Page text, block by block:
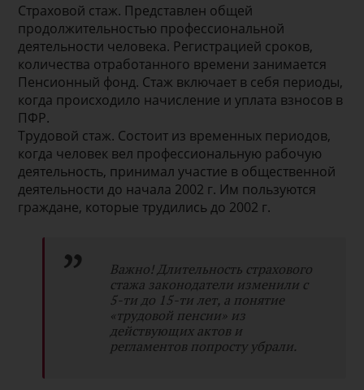
Страховой стаж. Представлен общей
продолжительностью профессиональной
деятельности человекa. Регистрацией сроков,
количества отработанного времени занимается
Пенсионный фонд. Стаж включает в себя периоды,
когда происходило начисление и уплата взносов в
ПФР.
Трудовой стаж. Состоит из временных периодов,
когда человек вел профессиональную рабочую
деятельность, принимал участие в общественной
деятельности до начала 2002 г. Им пользуются
граждане, которые трудились до 2002 г.
Важно! Длительность страхового
стажа законодатели изменили с
5-ти до 15-ти лет, а понятие
«трудовой пенсии» из
действующих актов и
регламентов попросту убрали.